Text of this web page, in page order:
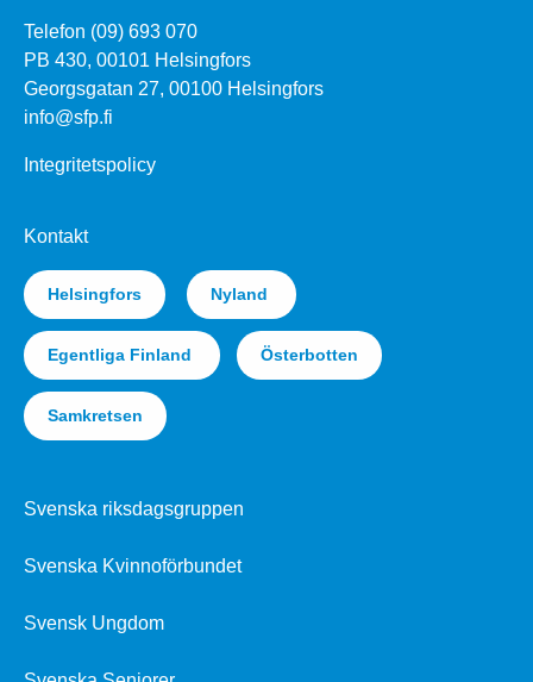
Telefon (09) 693 070
PB 430, 00101 Helsingfors
Georgsgatan 27, 00100 Helsingfors
info@sfp.fi
Integritetspolicy
Kontakt
Helsingfors Nyland
Egentliga Finland Österbotten
Samkretsen
Svenska riksdagsgruppen
Svenska Kvinnoförbundet
Svensk Ungdom